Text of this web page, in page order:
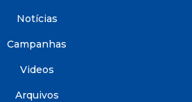
Notícias
Campanhas
Videos
Arquivos